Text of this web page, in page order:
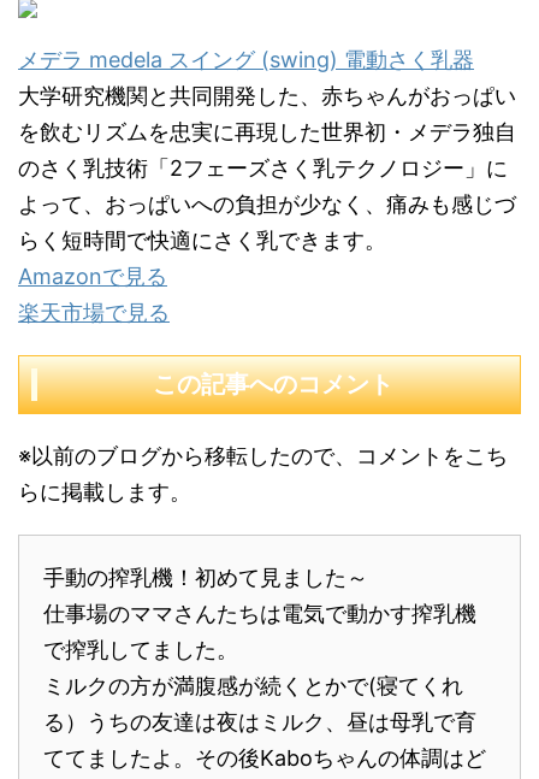
メデラ medela スイング (swing) 電動さく乳器
大学研究機関と共同開発した、赤ちゃんがおっぱい
を飲むリズムを忠実に再現した世界初・メデラ独自
のさく乳技術「2フェーズさく乳テクノロジー」に
よって、おっぱいへの負担が少なく、痛みも感じづ
らく短時間で快適にさく乳できます。
Amazonで見る
楽天市場で見る
この記事へのコメント
※以前のブログから移転したので、コメントをこち
らに掲載します。
手動の搾乳機！初めて見ました～
仕事場のママさんたちは電気で動かす搾乳機
で搾乳してました。
ミルクの方が満腹感が続くとかで(寝てくれ
る）うちの友達は夜はミルク、昼は母乳で育
ててましたよ。その後Kaboちゃんの体調はど